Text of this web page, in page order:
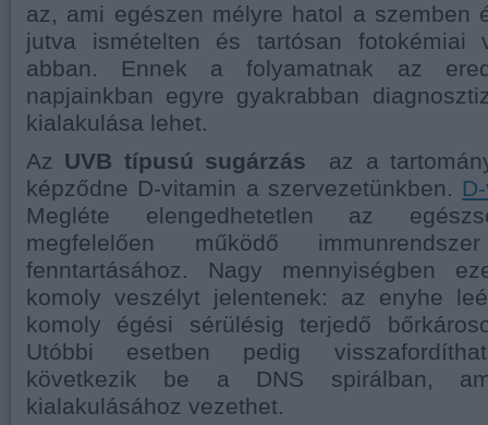
az, ami egészen mélyre hatol a szemben
jutva ismételten és tartósan fotokémiai
abban. Ennek a folyamatnak az
napjainkban egyre gyakrabban
kialakulása lehet.
Az UVB típusú sugárzás
az a
képződne D-vitamin a szervezetünkben.
Megléte elengedhetetlen az
megfelelően működő
fenntartásához. Nagy mennyiségben
komoly veszélyt jelentenek: az enyhe
komoly égési sérülésig terjedő
Utóbbi esetben pedig
következik be a DNS spirálban,
kialakulásához vezethet.